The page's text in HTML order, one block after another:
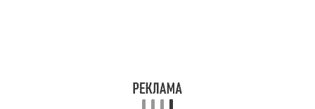
5 литров воды). Так как грибок боится кислой среды – такая
терапия помогает уменьшить количество грибковых клеток на